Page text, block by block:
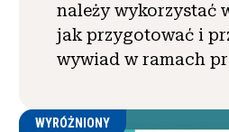
należy wykorzystać
jak przygotować i
wywiad w ramach
WYRÓŻNIONY